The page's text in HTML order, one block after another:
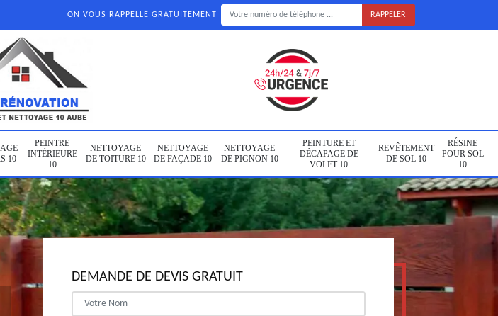
ON VOUS RAPPELLE GRATUITEMENT
10
PEINTRE
INTÉRIEURE
10
NETTOYAGE
DE TOITURE 10
NETTOYAGE
DE FAÇADE 10
NETTOYAGE
DE PIGNON 10
PEINTURE ET
DÉCAPAGE DE
VOLET 10
REVÊTEMENT
DE SOL 10
RÉSINE
POUR SOL
10
DEMANDE DE DEVIS GRATUIT